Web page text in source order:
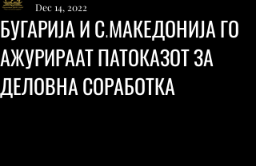
БУГАРИЈА И С.МАКЕДОНИЈА ГО
АЖУРИРААТ ПАТОКАЗОТ ЗА
ДЕЛОВНА СОРАБОТКА
Dec 14, 2022